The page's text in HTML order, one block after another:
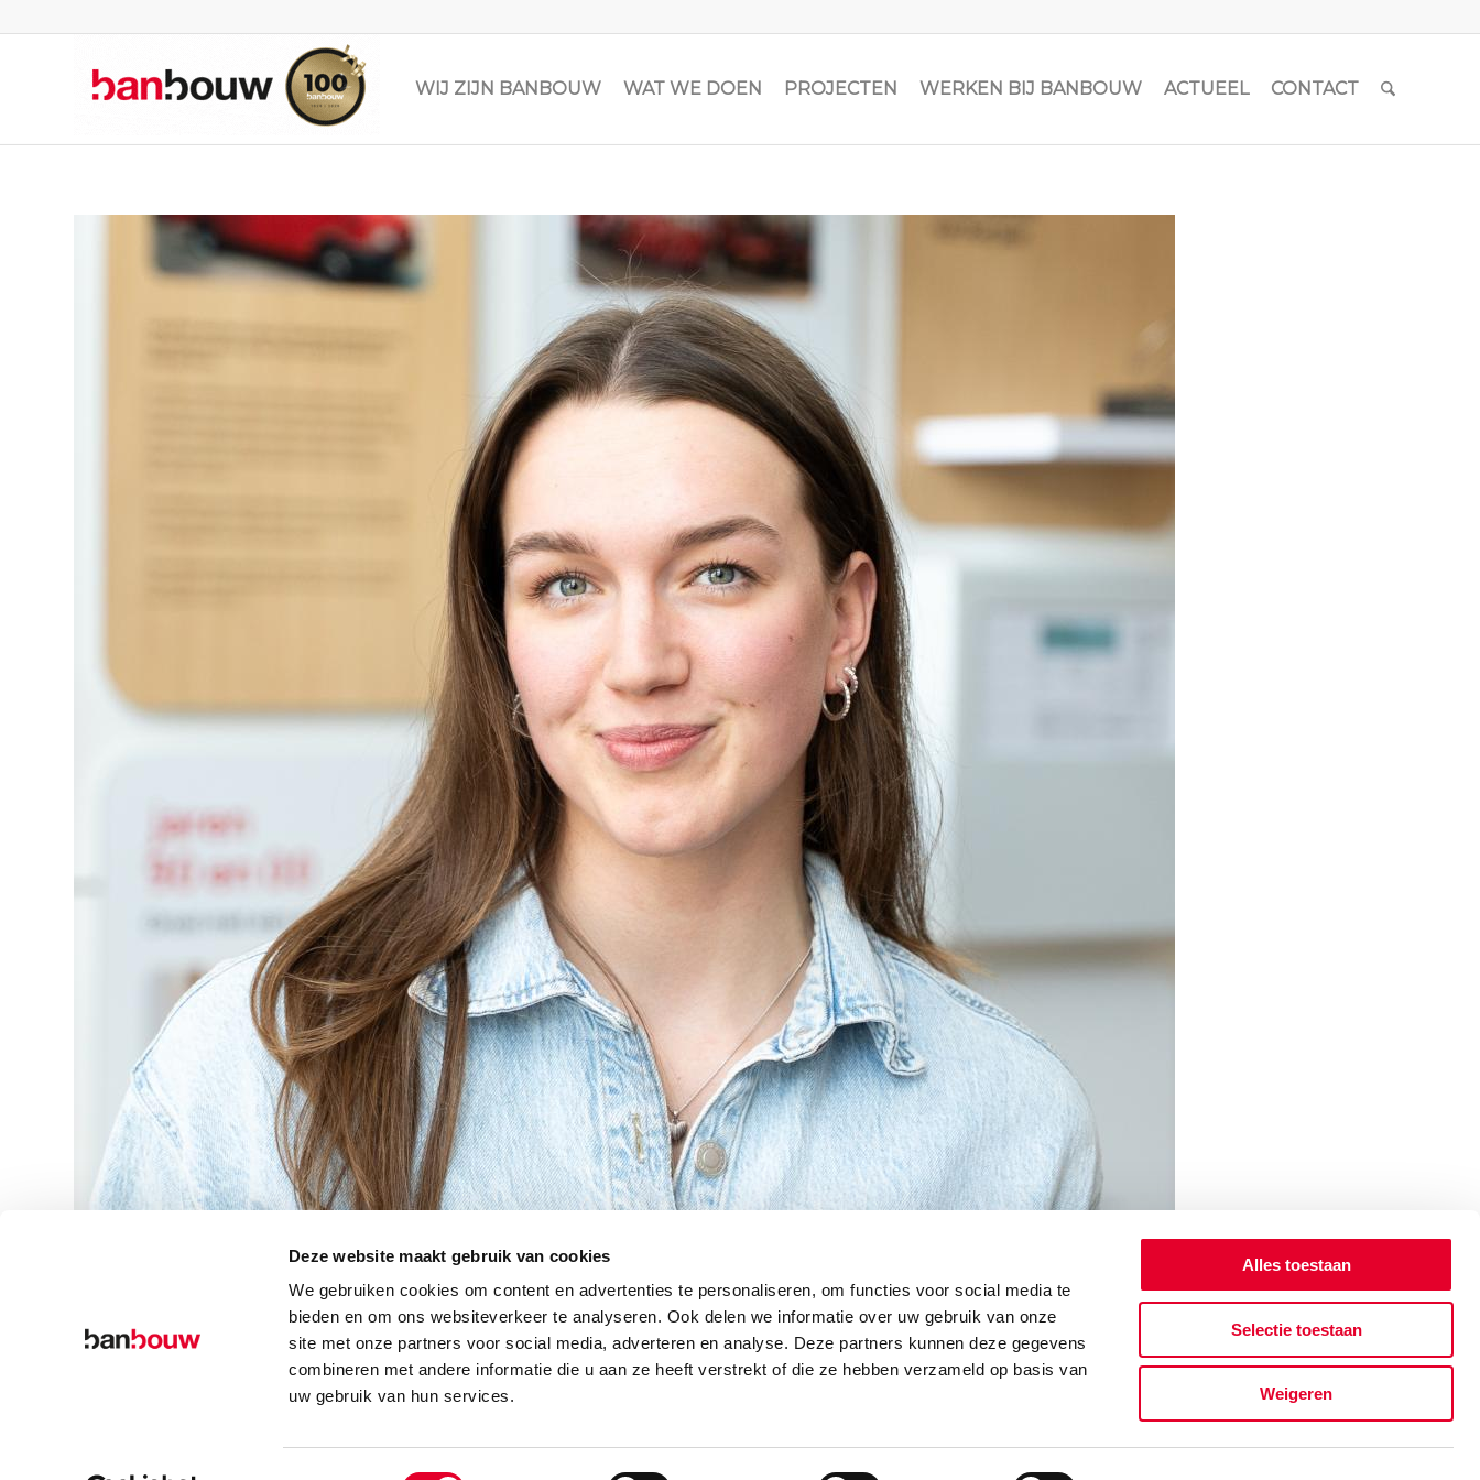
Deze website maakt gebruik van cookies
We gebruiken cookies om content en advertenties te personaliseren, om functies voor social media te
bieden en om ons websiteverkeer te analyseren. Ook delen we informatie over uw gebruik van onze
site met onze partners voor social media, adverteren en analyse. Deze partners kunnen deze gegevens
combineren met andere informatie die u aan ze heeft verstrekt of die ze hebben verzameld op basis van
uw gebruik van hun services.
Toestemmingsselectie
Alles toestaan
Selectie toestaan
Weigeren
WIJ ZIJN BANBOUW WAT WE DOEN PROJECTEN WERKEN BIJ BANBOUW ACTUEEL CONTACT
© Copyright – BanBouw | Onderdeel van deBanGroep|Algemene voorwaarden|Privacybeleid